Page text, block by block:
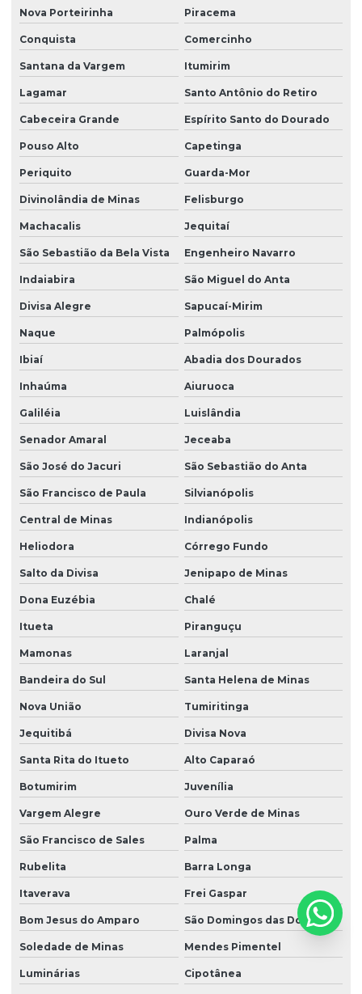
Nova Porteirinha Piracema
Conquista Comercinho
Santana da Vargem Itumirim
Lagamar Santo Antônio do Retiro
Cabeceira Grande Espírito Santo do Dourado
Pouso Alto Capetinga
Periquito Guarda-Mor
Divinolândia de Minas Felisburgo
Machacalis Jequitaí
São Sebastião da Bela Vista Engenheiro Navarro
Indaiabira São Miguel do Anta
Divisa Alegre Sapucaí-Mirim
Naque Palmópolis
Ibiaí Abadia dos Dourados
Inhaúma Aiuruoca
Galiléia Luislândia
Senador Amaral Jeceaba
São José do Jacuri São Sebastião do Anta
São Francisco de Paula Silvianópolis
Central de Minas Indianópolis
Heliodora Córrego Fundo
Salto da Divisa Jenipapo de Minas
Dona Euzébia Chalé
Itueta Piranguçu
Mamonas Laranjal
Bandeira do Sul Santa Helena de Minas
Nova União Tumiritinga
Jequitibá Divisa Nova
Santa Rita do Itueto Alto Caparaó
Botumirim Juvenília
Vargem Alegre Ouro Verde de Minas
São Francisco de Sales Palma
Rubelita Barra Longa
Itaverava Frei Gaspar
Bom Jesus do Amparo São Domingos das Dores
Soledade de Minas Mendes Pimentel
Luminárias Cipotânea